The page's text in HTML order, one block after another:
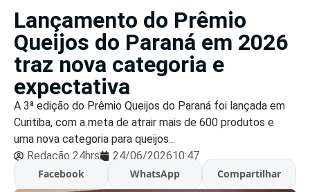
Lançamento do Prêmio
Queijos do Paraná em 2026
traz nova categoria e
expectativa
A 3ª edição do Prêmio Queijos do Paraná foi lançada em
Curitiba, com a meta de atrair mais de 600 produtos e
uma nova categoria para queijos...
Redação 24hrs
24/06/202610:47
Facebook
WhatsApp Compartilhar